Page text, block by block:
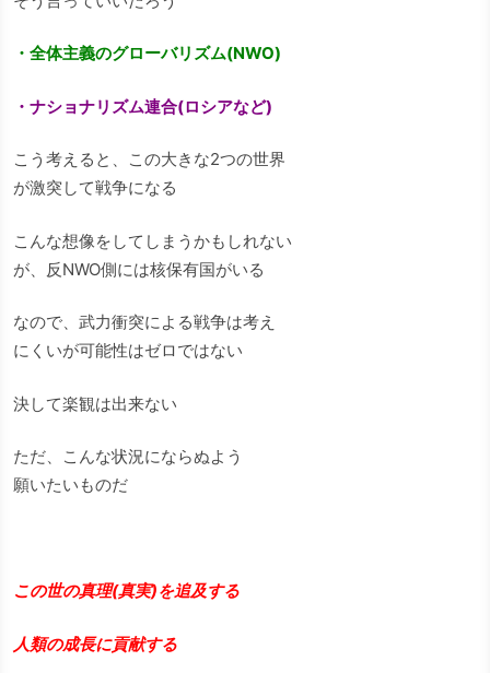
・全体主義のグローバリズム(NWO)
・ナショナリズム連合(ロシアなど)
こう考えると、この大きな2つの世界
が激突して戦争になる
こんな想像をしてしまうかもしれない
が、反NWO側には核保有国がいる
なので、武力衝突による戦争は考え
にくいが可能性はゼロではない
決して楽観は出来ない
ただ、こんな状況にならぬよう
願いたいものだ
この世の真理(真実)を追及する
人類の成長に貢献する